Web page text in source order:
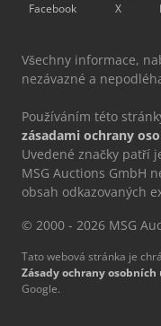
Facebook X
Všechny informace,
nezávazné a
Používáním této
zásadami ochrany
Uvedené značky patří
MSG Auctions GmbH
obsah odkazovaných
© 2000 - 2026 MSG
Tato webová stránka je
Zásady ochrany osobních
Google.